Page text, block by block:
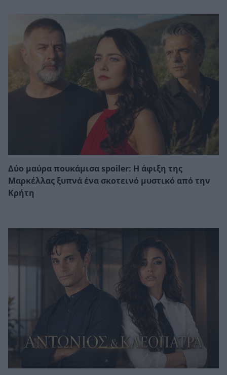
Δύο μαύρα πουκάμισα spoiler: Η άφιξη της
Μαρκέλλας ξυπνά ένα σκοτεινό μυστικό από την
Κρήτη